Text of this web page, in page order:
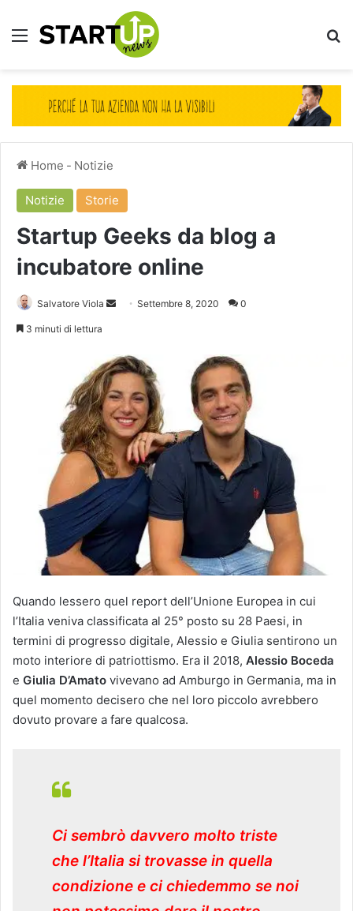
Menu
Home - Notizie
Notizie Storie
Startup Geeks da blog a
incubatore online
Salvatore Viola
Invia Settembre 8, 2020 0
3 minuti di lettura
Quando lessero quel report dell’Unione Europea in cui
l’Italia veniva classificata al 25° posto su 28 Paesi, in
termini di progresso digitale, Alessio e Giulia sentirono un
moto interiore di patriottismo. Era il 2018, Alessio Boceda
e Giulia D’Amato vivevano ad Amburgo in Germania, ma in
quel momento decisero che nel loro piccolo avrebbero
dovuto provare a fare qualcosa.
Ci sembrò davvero molto triste
che l’Italia si trovasse in quella
condizione e ci chiedemmo se noi